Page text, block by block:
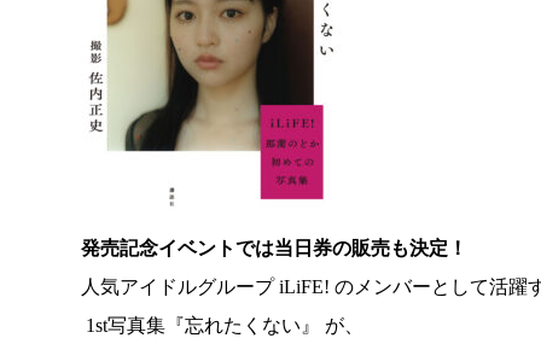
発売記念イベントでは当日券の販売も決定！
人気アイドルグループ iLiFE! のメンバーとして活躍
1st写真集『忘れたくない』 が、